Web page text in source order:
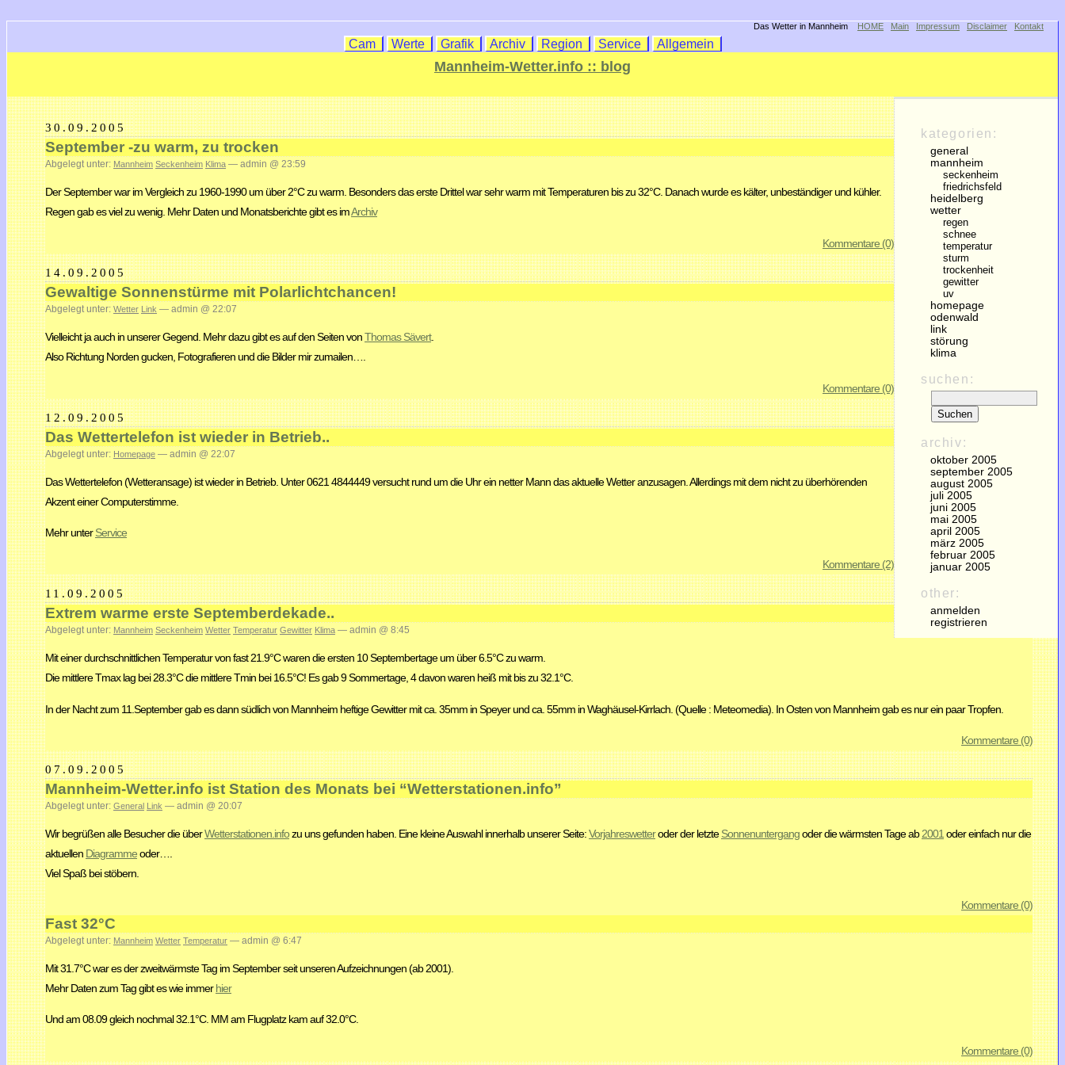
Das Wetter in Mannheim HOME Main Impressum Disclaimer Kontakt
Cam Werte Grafik Archiv Region Service Allgemein
Mannheim-Wetter.info :: blog
kategorien:
general
mannheim
seckenheim
friedrichsfeld
heidelberg
wetter
regen
schnee
temperatur
sturm
trockenheit
gewitter
uv
homepage
odenwald
link
störung
klima
suchen:
archiv:
oktober 2005
september 2005
august 2005
juli 2005
juni 2005
mai 2005
april 2005
märz 2005
februar 2005
januar 2005
other:
anmelden
registrieren
30.09.2005
September -zu warm, zu trocken
Abgelegt unter: Mannheim Seckenheim Klima — admin @ 23:59
Der September war im Vergleich zu 1960-1990 um über 2°C zu warm. Besonders das erste Drittel war sehr warm mit Temperaturen bis zu 32°C. Danach wurde es kälter, unbeständiger und kühler.
Regen gab es viel zu wenig. Mehr Daten und Monatsberichte gibt es imArchiv
Kommentare (0)
14.09.2005
Gewaltige Sonnenstürme mit Polarlichtchancen!
Abgelegt unter: Wetter Link — admin @ 22:07
Vielleicht ja auch in unserer Gegend. Mehr dazu gibt es auf den Seiten vonThomas Sävert.
Also Richtung Norden gucken, Fotografieren und die Bilder mir zumailen….
Kommentare (0)
12.09.2005
Das Wettertelefon ist wieder in Betrieb..
Abgelegt unter: Homepage — admin @ 22:07
Das Wettertelefon (Wetteransage) ist wieder in Betrieb. Unter 0621 4844449 versucht rund um die Uhr ein netter Mann das aktuelle Wetter anzusagen. Allerdings mit dem nicht zu überhörenden
Akzent einer Computerstimme.
Mehr unterService
Kommentare (2)
11.09.2005
Extrem warme erste Septemberdekade..
Abgelegt unter: Mannheim Seckenheim Wetter Temperatur Gewitter Klima — admin @ 8:45
Mit einer durchschnittlichen Temperatur von fast 21.9°C waren die ersten 10 Septembertage um über 6.5°C zu warm.
Die mittlere Tmax lag bei 28.3°C die mittlere Tmin bei 16.5°C! Es gab 9 Sommertage, 4 davon waren heiß mit bis zu 32.1°C.
In der Nacht zum 11.September gab es dann südlich von Mannheim heftige Gewitter mit ca. 35mm in Speyer und ca. 55mm in Waghäusel-Kirrlach. (Quelle : Meteomedia). In Osten von Mannheim gab es nur ein paar Tropfen.
Kommentare (0)
07.09.2005
Mannheim-Wetter.info ist Station des Monats bei “Wetterstationen.info”
Abgelegt unter: General Link — admin @ 20:07
Wir begrüßen alle Besucher die überWetterstationen.infozu uns gefunden haben. Eine kleine Auswahl innerhalb unserer Seite:Vorjahreswetteroder der letzteSonnenuntergangoder die wärmsten Tage ab2001oder einfach nur die
aktuellen Diagrammeoder….
Viel Spaß bei stöbern.
Kommentare (0)
Fast 32°C
Abgelegt unter: Mannheim Wetter Temperatur — admin @ 6:47
Mit 31.7°C war es der zweitwärmste Tag im September seit unseren Aufzeichnungen (ab 2001).
Mehr Daten zum Tag gibt es wie immerhier
Und am 08.09 gleich nochmal 32.1°C. MM am Flugplatz kam auf 32.0°C.
Kommentare (0)